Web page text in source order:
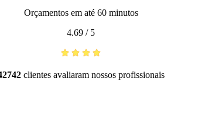
Orçamentos em até 60 minutos
4.69 / 5
clientes avaliaram nossos profissionais